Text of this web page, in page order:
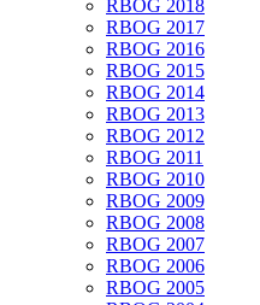
RBOG 2018
RBOG 2017
RBOG 2016
RBOG 2015
RBOG 2014
RBOG 2013
RBOG 2012
RBOG 2011
RBOG 2010
RBOG 2009
RBOG 2008
RBOG 2007
RBOG 2006
RBOG 2005